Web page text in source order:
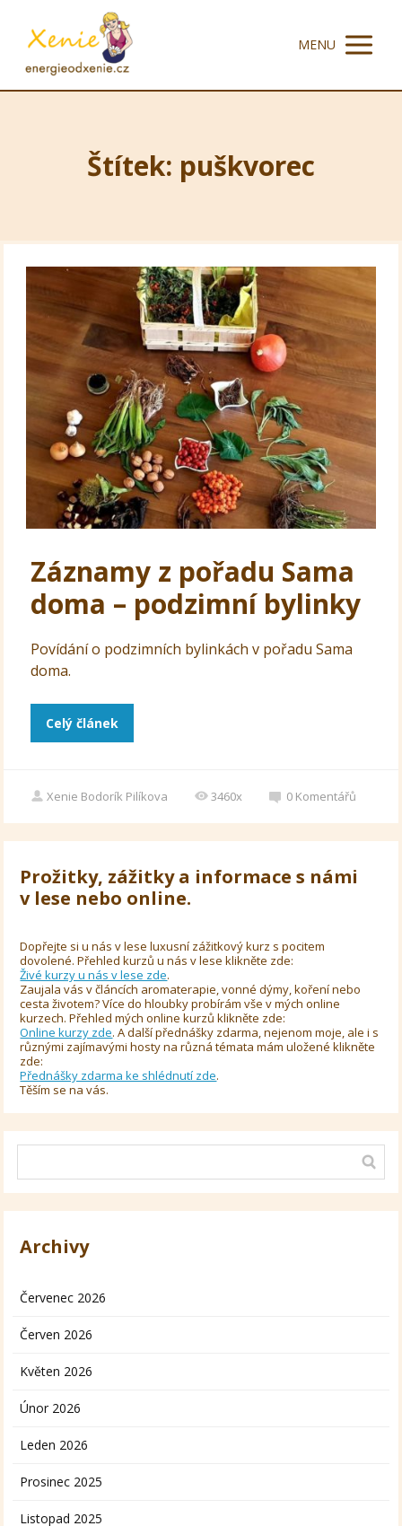
MENU
Štítek: puškvorec
Záznamy z pořadu Sama
doma – podzimní bylinky
Povídání o podzimních bylinkách v pořadu Sama
doma.
Celý článek
Xenie Bodorík Pilíkova 3460x 0 Komentářů
Prožitky, zážitky a informace s námi
v lese nebo online.
Dopřejte si u nás v lese luxusní zážitkový kurz s pocitem
dovolené. Přehled kurzů u nás v lese klikněte zde:
Živé kurzy u nás v lese zde.
Zaujala vás v článcích aromaterapie, vonné dýmy, koření nebo
cesta životem? Více do hloubky probírám vše v mých online
kurzech. Přehled mých online kurzů klikněte zde:
Online kurzy zde. A další přednášky zdarma, nejenom moje, ale i s
různými zajímavými hosty na různá témata mám uložené klikněte
zde:
Přednášky zdarma ke shlédnutí zde.
Těším se na vás.
Archivy
Červenec 2026
Červen 2026
Květen 2026
Únor 2026
Leden 2026
Prosinec 2025
Listopad 2025